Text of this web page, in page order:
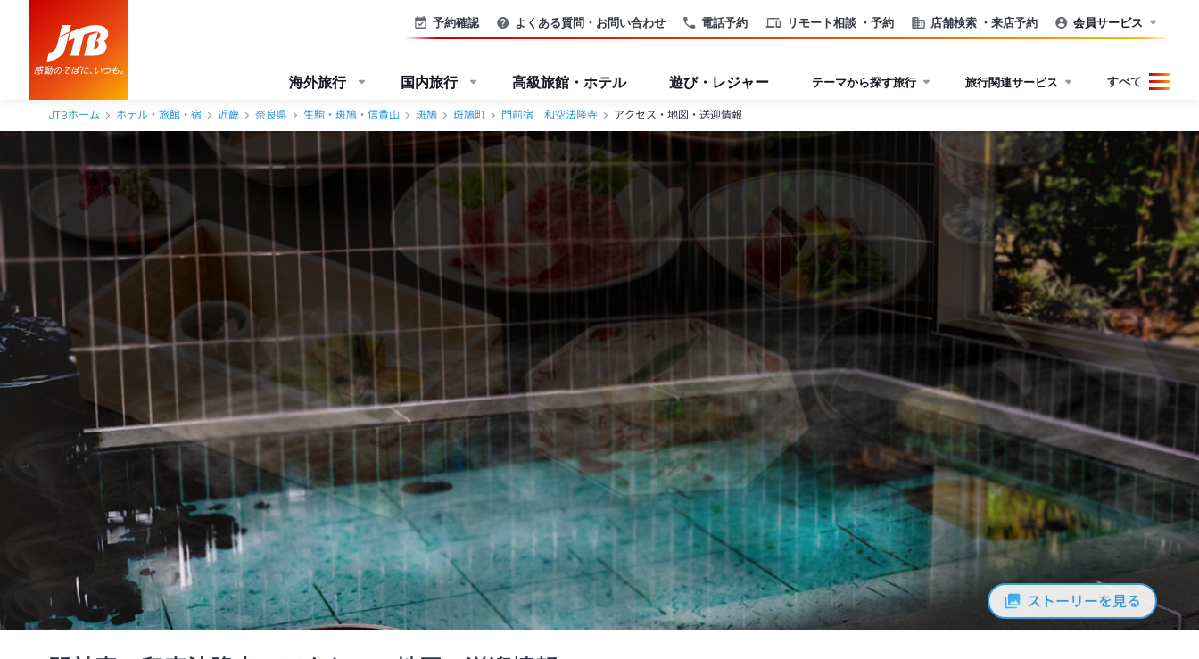
電話予約 リモート相談 ・予約 店舗検索 ・来店予約
予約確認 よくある質問・お問い合わせ 会員サービス
海外旅行 国内旅行 高級旅館・ホテル 遊び・レジャー テーマから探す旅行 旅行関連サービス すべて
JTBホーム ホテル・旅館・宿 近畿 奈良県 生駒・斑鳩・信貴山 斑鳩 斑鳩町 門前宿 和空法隆寺 アクセス・地図・送迎情報
ストーリーを見る